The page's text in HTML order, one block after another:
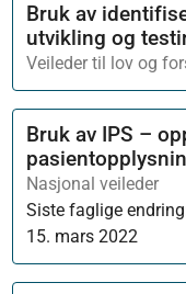
Bruk av
utvikling og
helseregistre
Veileder til lov og
Bruk av IPS –
Nasjonal veileder
Siste faglige
15. mars 2022